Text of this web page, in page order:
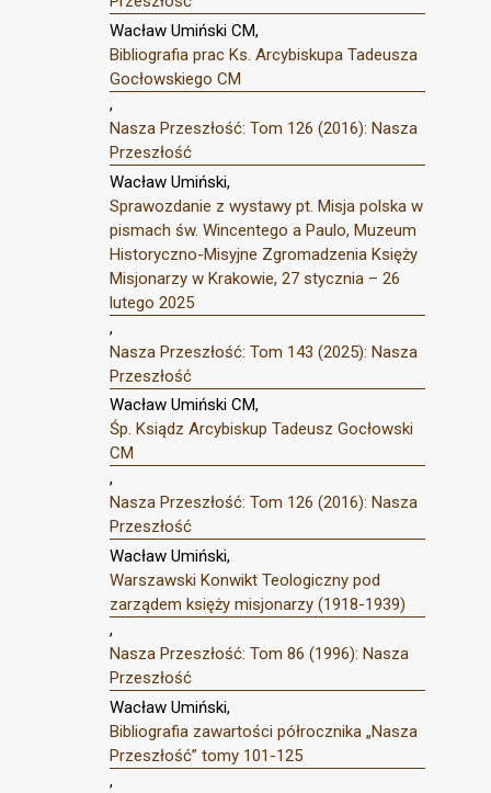
Wacław Umiński CM,
Bibliografia prac Ks. Arcybiskupa Tadeusza
Gocłowskiego CM
,
Nasza Przeszłość: Tom 126 (2016): Nasza
Przeszłość
Wacław Umiński,
Sprawozdanie z wystawy pt. Misja polska w
pismach św. Wincentego a Paulo, Muzeum
Historyczno-Misyjne Zgromadzenia Księży
Misjonarzy w Krakowie, 27 stycznia – 26
lutego 2025
,
Nasza Przeszłość: Tom 143 (2025): Nasza
Przeszłość
Wacław Umiński CM,
Śp. Ksiądz Arcybiskup Tadeusz Gocłowski
CM
,
Nasza Przeszłość: Tom 126 (2016): Nasza
Przeszłość
Wacław Umiński,
Warszawski Konwikt Teologiczny pod
zarządem księży misjonarzy (1918-1939)
,
Nasza Przeszłość: Tom 86 (1996): Nasza
Przeszłość
Wacław Umiński,
Bibliografia zawartości półrocznika „Nasza
Przeszłość” tomy 101-125
,